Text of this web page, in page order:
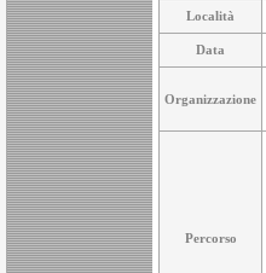
Località
Data
Organizzazione
Percorso